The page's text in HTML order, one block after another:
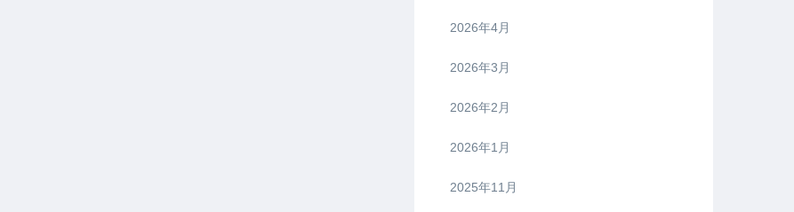
2026年4月
2026年3月
2026年2月
2026年1月
2025年11月